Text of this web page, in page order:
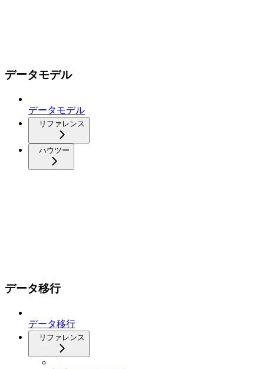
データモデル
データモデル
リファレンス
ハウツー
データ移行
データ移行
リファレンス